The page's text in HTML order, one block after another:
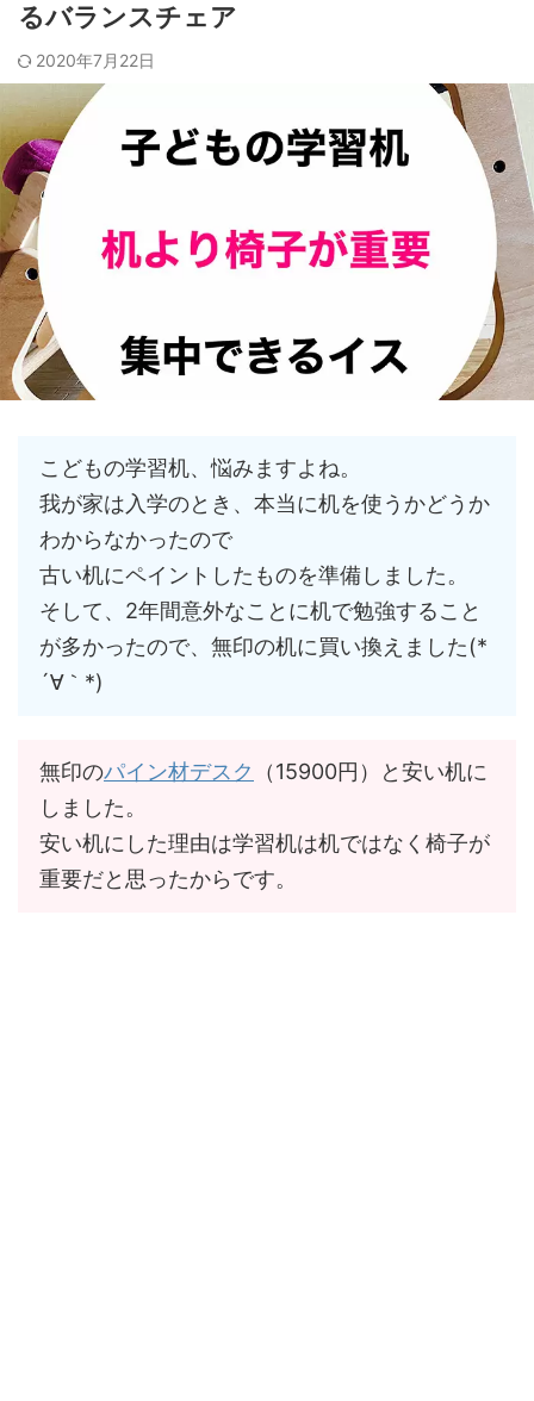
るバランスチェア
2020年7月22日
こどもの学習机、悩みますよね。
我が家は入学のとき、本当に机を使うかどうか
わからなかったので
古い机にペイントしたものを準備しました。
そして、2年間意外なことに机で勉強すること
が多かったので、無印の机に買い換えました(*
´∀｀*)
無印のパイン材デスク
（15900円）と安い机に
しました。
安い机にした理由は学習机は机ではなく椅子が
重要だと思ったからです。